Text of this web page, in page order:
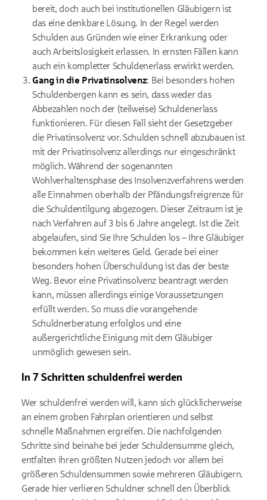
bereit, doch auch bei institutionellen Gläubigern ist
das eine denkbare Lösung. In der Regel werden
Schulden aus Gründen wie einer Erkrankung oder
auch Arbeitslosigkeit erlassen. In ernsten Fällen kann
auch ein kompletter Schuldenerlass erwirkt werden.
Gang in die Privatinsolvenz: Bei besonders hohen
Schuldenbergen kann es sein, dass weder das
Abbezahlen noch der (teilweise) Schuldenerlass
funktionieren. Für diesen Fall sieht der Gesetzgeber
die Privatinsolvenz vor. Schulden schnell abzubauen ist
mit der Privatinsolvenz allerdings nur eingeschränkt
möglich. Während der sogenannten
Wohlverhaltensphase des Insolvenzverfahrens werden
alle Einnahmen oberhalb der Pfändungsfreigrenze für
die Schuldentilgung abgezogen. Dieser Zeitraum ist je
nach Verfahren auf 3 bis 6 Jahre angelegt. Ist die Zeit
abgelaufen, sind Sie Ihre Schulden los – Ihre Gläubiger
bekommen kein weiteres Geld. Gerade bei einer
besonders hohen Überschuldung ist das der beste
Weg. Bevor eine Privatinsolvenz beantragt werden
kann, müssen allerdings einige Voraussetzungen
erfüllt werden. So muss die vorangehende
Schuldnerberatung erfolglos und eine
außergerichtliche Einigung mit dem Gläubiger
unmöglich gewesen sein.
In 7 Schritten schuldenfrei werden
Wer schuldenfrei werden will, kann sich glücklicherweise
an einem groben Fahrplan orientieren und selbst
schnelle Maßnahmen ergreifen. Die nachfolgenden
Schritte sind beinahe bei jeder Schuldensumme gleich,
entfalten ihren größten Nutzen jedoch vor allem bei
größeren Schuldensummen sowie mehreren Gläubigern.
Gerade hier verlieren Schuldner schnell den Überblick